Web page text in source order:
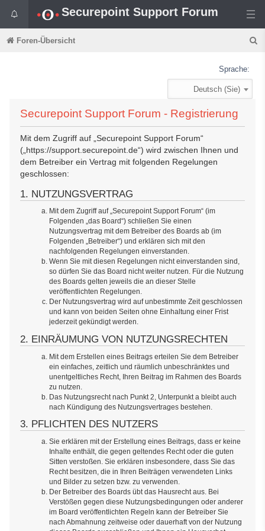
Securepoint Support Forum
Foren-Übersicht
Sprache:
Deutsch (Sie)
Securepoint Support Forum - Registrierung
Mit dem Zugriff auf „Securepoint Support Forum“
(„https://support.securepoint.de“) wird zwischen Ihnen und
dem Betreiber ein Vertrag mit folgenden Regelungen
geschlossen:
1. NUTZUNGSVERTRAG
Mit dem Zugriff auf „Securepoint Support Forum“ (im
Folgenden „das Board“) schließen Sie einen
Nutzungsvertrag mit dem Betreiber des Boards ab (im
Folgenden „Betreiber“) und erklären sich mit den
nachfolgenden Regelungen einverstanden.
Wenn Sie mit diesen Regelungen nicht einverstanden sind,
so dürfen Sie das Board nicht weiter nutzen. Für die Nutzung
des Boards gelten jeweils die an dieser Stelle
veröffentlichten Regelungen.
Der Nutzungsvertrag wird auf unbestimmte Zeit geschlossen
und kann von beiden Seiten ohne Einhaltung einer Frist
jederzeit gekündigt werden.
2. EINRÄUMUNG VON NUTZUNGSRECHTEN
Mit dem Erstellen eines Beitrags erteilen Sie dem Betreiber
ein einfaches, zeitlich und räumlich unbeschränktes und
unentgeltliches Recht, Ihren Beitrag im Rahmen des Boards
zu nutzen.
Das Nutzungsrecht nach Punkt 2, Unterpunkt a bleibt auch
nach Kündigung des Nutzungsvertrages bestehen.
3. PFLICHTEN DES NUTZERS
Sie erklären mit der Erstellung eines Beitrags, dass er keine
Inhalte enthält, die gegen geltendes Recht oder die guten
Sitten verstoßen. Sie erklären insbesondere, dass Sie das
Recht besitzen, die in Ihren Beiträgen verwendeten Links
und Bilder zu setzen bzw. zu verwenden.
Der Betreiber des Boards übt das Hausrecht aus. Bei
Verstößen gegen diese Nutzungsbedingungen oder anderer
im Board veröffentlichten Regeln kann der Betreiber Sie
nach Abmahnung zeitweise oder dauerhaft von der Nutzung